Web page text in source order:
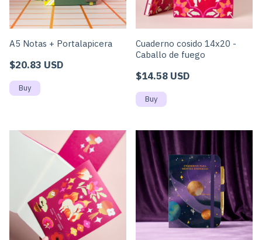
A5 Notas + Portalapicera
$20.83 USD
Cuaderno cosido 14x20 -
Caballo de fuego
$14.58 USD